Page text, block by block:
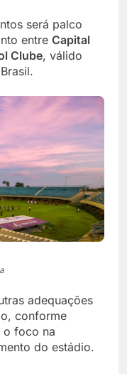
será palco
entre Capital
Clube, válido
adequações
conforme
o foco na
do estádio.